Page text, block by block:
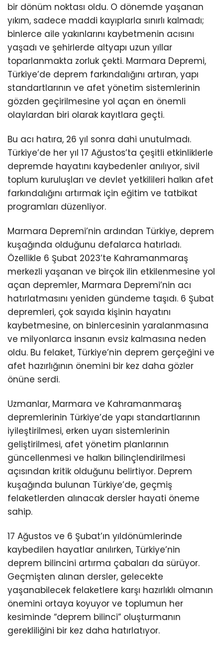
bir dönüm noktası oldu. O dönemde yaşanan
yıkım, sadece maddi kayıplarla sınırlı kalmadı;
binlerce aile yakınlarını kaybetmenin acısını
yaşadı ve şehirlerde altyapı uzun yıllar
toparlanmakta zorluk çekti. Marmara Depremi,
Türkiye’de deprem farkındalığını artıran, yapı
standartlarının ve afet yönetim sistemlerinin
gözden geçirilmesine yol açan en önemli
olaylardan biri olarak kayıtlara geçti.
Bu acı hatıra, 26 yıl sonra dahi unutulmadı.
Türkiye’de her yıl 17 Ağustos’ta çeşitli etkinliklerle
depremde hayatını kaybedenler anılıyor, sivil
toplum kuruluşları ve devlet yetkilileri halkın afet
farkındalığını artırmak için eğitim ve tatbikat
programları düzenliyor.
Marmara Depremi’nin ardından Türkiye, deprem
kuşağında olduğunu defalarca hatırladı.
Özellikle 6 Şubat 2023’te Kahramanmaraş
merkezli yaşanan ve birçok ilin etkilenmesine yol
açan depremler, Marmara Depremi’nin acı
hatırlatmasını yeniden gündeme taşıdı. 6 Şubat
depremleri, çok sayıda kişinin hayatını
kaybetmesine, on binlercesinin yaralanmasına
ve milyonlarca insanın evsiz kalmasına neden
oldu. Bu felaket, Türkiye’nin deprem gerçeğini ve
afet hazırlığının önemini bir kez daha gözler
önüne serdi.
Uzmanlar, Marmara ve Kahramanmaraş
depremlerinin Türkiye’de yapı standartlarının
iyileştirilmesi, erken uyarı sistemlerinin
geliştirilmesi, afet yönetim planlarının
güncellenmesi ve halkın bilinçlendirilmesi
açısından kritik olduğunu belirtiyor. Deprem
kuşağında bulunan Türkiye’de, geçmiş
felaketlerden alınacak dersler hayati öneme
sahip.
17 Ağustos ve 6 Şubat’ın yıldönümlerinde
kaybedilen hayatlar anılırken, Türkiye’nin
deprem bilincini artırma çabaları da sürüyor.
Geçmişten alınan dersler, gelecekte
yaşanabilecek felaketlere karşı hazırlıklı olmanın
önemini ortaya koyuyor ve toplumun her
kesiminde “deprem bilinci” oluşturmanın
gerekliliğini bir kez daha hatırlatıyor.